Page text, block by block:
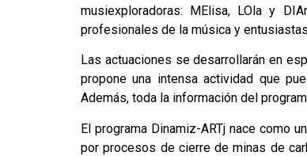
musiexploradoras: MElisa, LOla y
profesionales de la música y
Las actuaciones se desarrollarán en
propone una intensa actividad que
Además, toda la información del
El programa Dinamiz-ARTj nace como
por procesos de cierre de minas de